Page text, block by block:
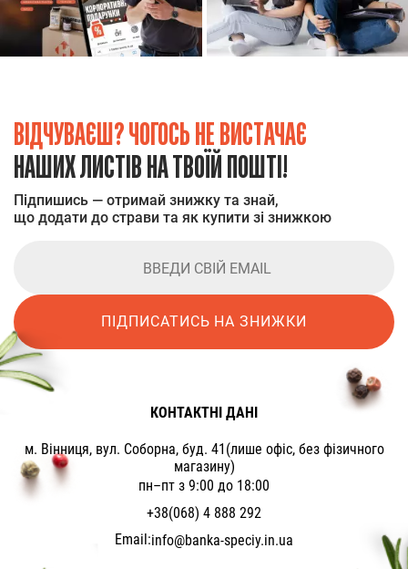
ВІДЧУВАЄШ? ЧОГОСЬ НЕ ВИСТАЧАЄ
НАШИХ ЛИСТІВ НА ТВОЇЙ ПОШТІ!
Підпишись — отримай знижку та знай,
що додати до страви та як купити зі знижкою
ПІДПИСАТИСЬ НА ЗНИЖКИ
КОНТАКТНІ ДАНІ
м. Вінниця, вул. Соборна, буд. 41(лише офіс, без фізичного
магазину)
пн–пт з 9:00 до 18:00
+38(068) 4 888 292
Email:info@banka-speciy.in.ua